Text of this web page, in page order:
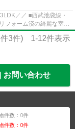
武池袋線・
フォーム済の綺麗な室内
3件) 1-12件表示
お問い合わせ
件数：0件
件数：0件